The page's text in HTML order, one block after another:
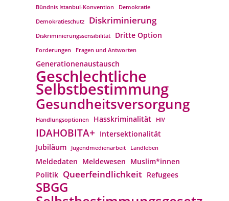
Bündnis Istanbul-Konvention
Demokratie
Demokratieschutz
Diskriminierung
Diskriminierungssensibilität Dritte Option
Forderungen Fragen und Antworten
Generationenaustausch
Geschlechtliche
Selbstbestimmung
Gesundheitsversorgung
Handlungsoptionen Hasskriminalität HIV
IDAHOBITA+ Intersektionalität
Jubiläum
Jugendmedienarbeit Landleben
Meldedaten Meldewesen Muslim*innen
Politik Queerfeindlichkeit Refugees
SBGG